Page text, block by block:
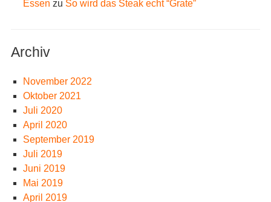
Essen zu So wird das Steak echt “Grate”
Archiv
November 2022
Oktober 2021
Juli 2020
April 2020
September 2019
Juli 2019
Juni 2019
Mai 2019
April 2019